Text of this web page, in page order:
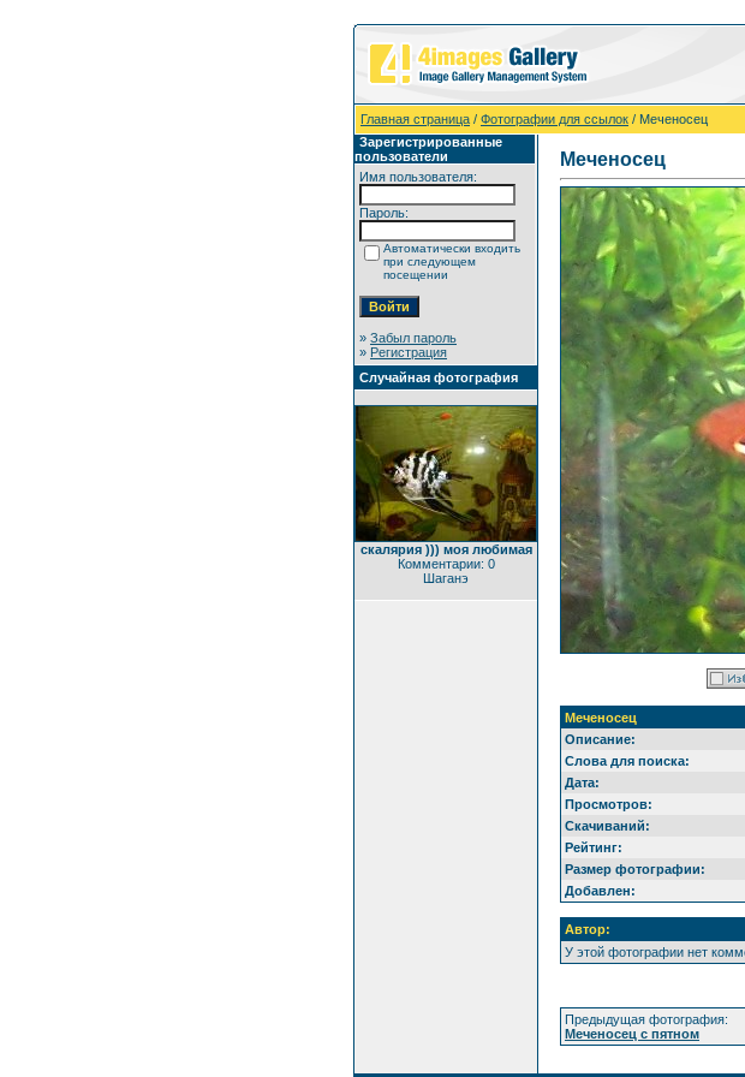
Главная страница / Фотографии для ссылок / Меченосец
Зарегистрированные
пользователи
Имя пользователя:
Пароль:
Автоматически входить
при следующем
посещении
» Забыл пароль
» Регистрация
Случайная фотография
скалярия ))) моя любимая
Комментарии: 0
Шаганэ
Меченосец
Меченосец
Описание:
Слова для поиска:
Дата:
Просмотров:
Скачиваний:
Рейтинг:
Размер фотографии:
Добавлен:
Автор:
У этой фотографии нет
Предыдущая фотография:
Меченосец с пятном